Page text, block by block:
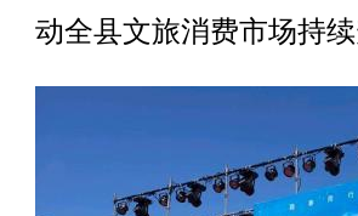
动全县文旅消费市场持